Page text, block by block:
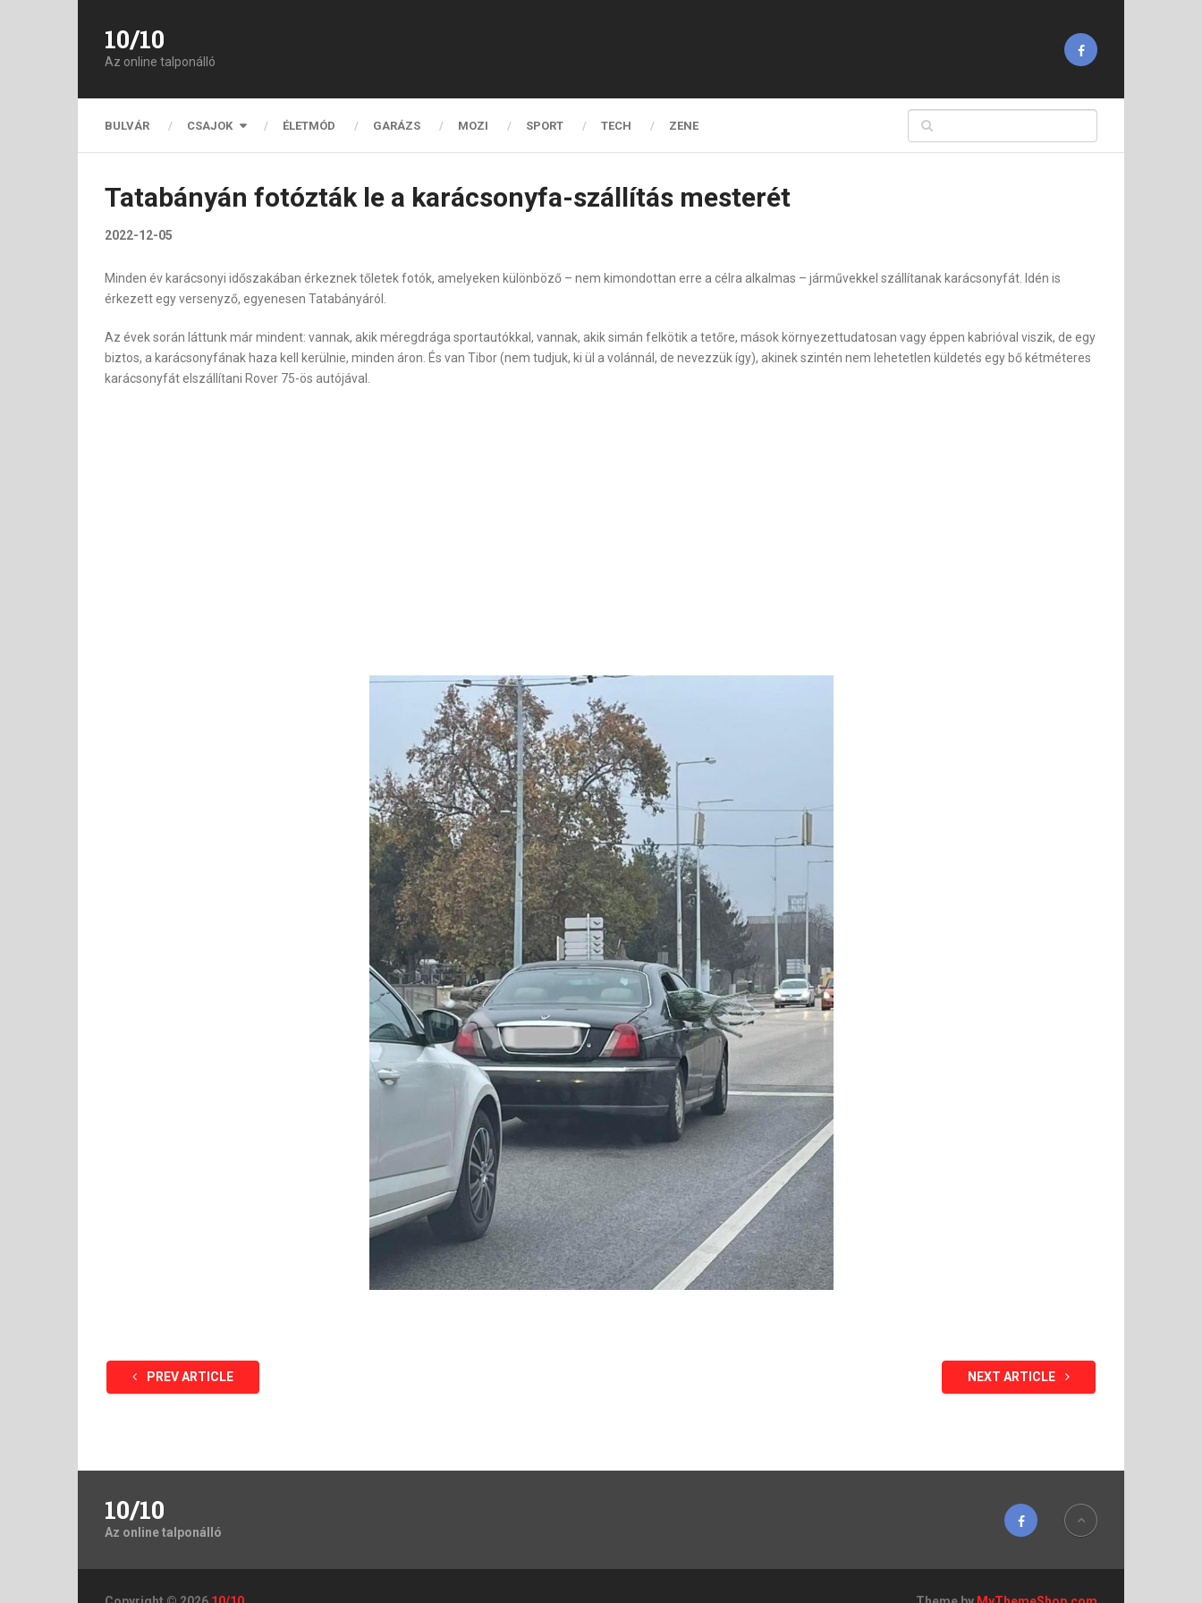
10/10
Az online talponálló
BULVÁR CSAJOK ÉLETMÓD GARÁZS MOZI SPORT TECH ZENE
Tatabányán fotózták le a karácsonyfa-szállítás mesterét
2022-12-05
Minden év karácsonyi időszakában érkeznek tőletek fotók, amelyeken különböző – nem kimondottan erre a célra alkalmas – járművekkel szállítanak karácsonyfát. Idén is
érkezett egy versenyző, egyenesen Tatabányáról.
Az évek során láttunk már mindent: vannak, akik méregdrága sportautókkal, vannak, akik simán felkötik a tetőre, mások környezettudatosan vagy éppen kabrióval viszik, de egy
biztos, a karácsonyfának haza kell kerülnie, minden áron. És van Tibor (nem tudjuk, ki ül a volánnál, de nevezzük így), akinek szintén nem lehetetlen küldetés egy bő kétméteres
karácsonyfát elszállítani Rover 75-ös autójával.
PREV ARTICLE NEXT ARTICLE
10/10
Az online talponálló